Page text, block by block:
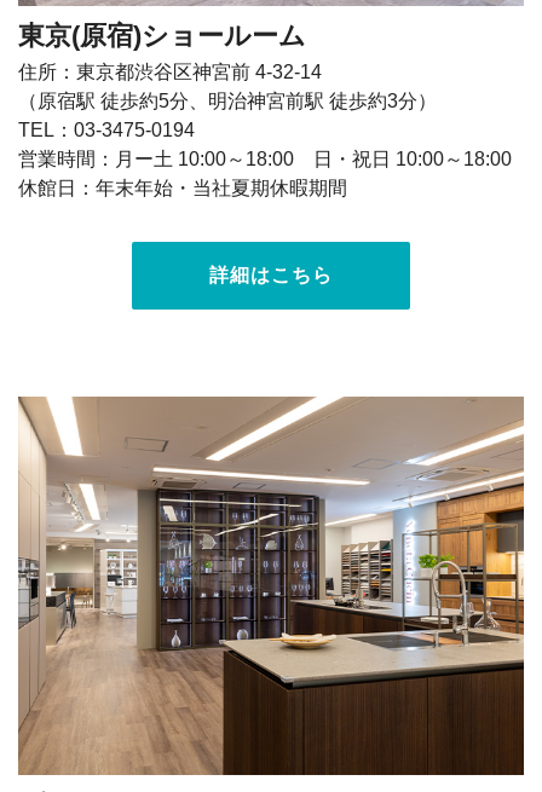
東京(原宿)ショールーム
住所：東京都渋谷区神宮前 4-32-14
（原宿駅 徒歩約5分、明治神宮前駅 徒歩約3分）
TEL：03-3475-0194
営業時間：月ー土 10:00～18:00 日・祝日 10:00～18:00
休館日：年末年始・当社夏期休暇期間
詳細はこちら